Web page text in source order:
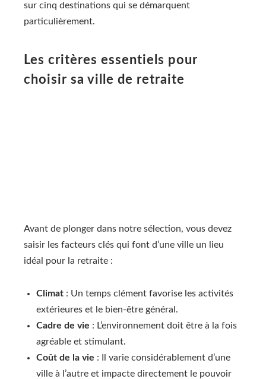
sur cinq destinations qui se démarquent
particulièrement.
Les critères essentiels pour
choisir sa ville de retraite
Avant de plonger dans notre sélection, vous devez
saisir les facteurs clés qui font d’une ville un lieu
idéal pour la retraite :
Climat : Un temps clément favorise les activités
extérieures et le bien-être général.
Cadre de vie : L’environnement doit être à la fois
agréable et stimulant.
Coût de la vie : Il varie considérablement d’une
ville à l’autre et impacte directement le pouvoir